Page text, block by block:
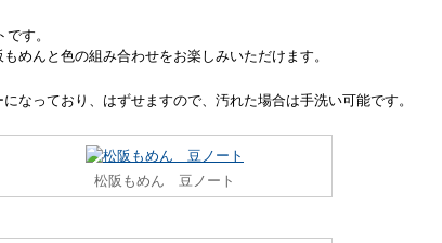
す。
めんと色の組み合わせをお楽しみいただけます。
なっており、はずせますので、汚れた場合は手洗い可能です。
松阪もめん 豆ノート